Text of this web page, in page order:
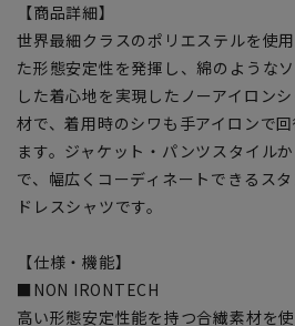
【商品詳細】
世界最細クラスのポリエステルを使
た形態安定性を発揮し、綿のような
した着心地を実現したノーアイロン
材で、着用時のシワも手アイロンで
ます。ジャケット・パンツスタイル
で、幅広くコーディネートできるス
ドレスシャツです。
【仕様・機能】
■NON IRONTECH
高い形態安定性能を持つ合繊素材を